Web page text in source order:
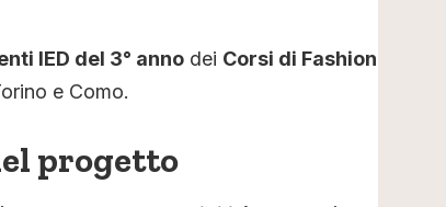
IED del 3° anno dei Corsi di Fashion
e Como.
progetto